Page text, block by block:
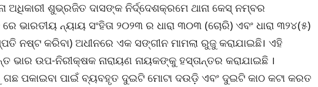
ଅଧିକାରୀ ଶୁଭ୍ରଜିତ ଦାସଙ୍କ ନିର୍ଦ୍ଦେଶକ୍ରମେ ଥାନା କେସ୍ ନମ୍ବର
ଭାରତୀୟ ନ୍ୟାୟ ସଂହିତା ୨୦୨୩ ର ଧାରା ୩୦୩ (ଚୋରି) ଏବଂ ଧାରା ୩୨୪(୫)
ନଷ୍ଟ କରିବା) ଅଧୀନରେ ଏକ ସଙ୍ଗୀନ ମାମଲା ରୁଜୁ କରାଯାଇଛି। ଏହି
ଭାର ଉପ-ନିରୀକ୍ଷକ ନାରାୟଣ ନାୟକଙ୍କୁ ହସ୍ତାନ୍ତର କରାଯାଇଛି ।
ପକାଇବା ପାଇଁ ବ୍ୟବହୃତ ଦୁଇଟି ମୋଟା ଦଉଡ଼ି ଏବଂ ଦୁଇଟି କାଠ କଟା କରତ